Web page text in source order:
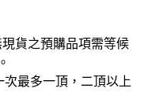
貨之預購品項需等候
最多一頂，二頂以上